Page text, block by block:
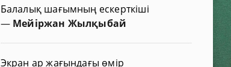
Балалық шағымның ескерткіші
— Мейіржан Жылқыбай
Экран ар жағындағы өмір